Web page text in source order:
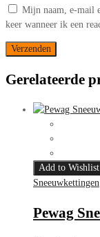
Mijn naam, e-mail
keer wanneer ik een
Gerelateerde
Add to Wishlist
Sneeuwkettingen
Pewag